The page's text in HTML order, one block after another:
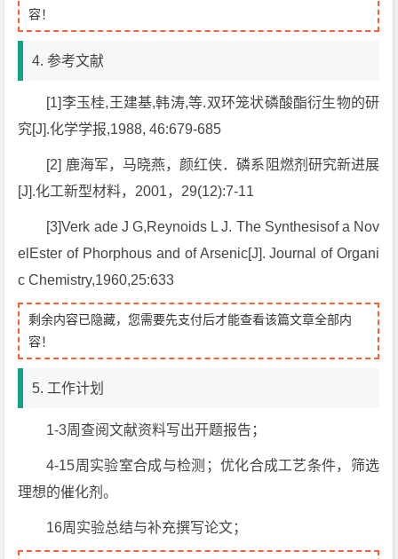
容！
4. 参考文献
[1]李玉桂,王建基,韩涛,等.双环笼状磷酸酯衍生物的研
究[J].化学学报,1988, 46:679-685
[2] 鹿海军，马晓燕，颜红侠．磷系阻燃剂研究新进展
[J].化工新型材料，2001，29(12):7-11
[3]Verk ade J G,Reynoids L J. The Synthesisof a Nov
elEster of Phorphous and of Arsenic[J]. Journal of Organi
c Chemistry,1960,25:633
剩余内容已隐藏，您需要先支付后才能查看该篇文章全部内
容！
5. 工作计划
1-3周查阅文献资料写出开题报告；
4-15周实验室合成与检测；优化合成工艺条件，筛选
理想的催化剂。
16周实验总结与补充撰写论文；